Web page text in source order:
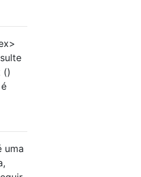
()
uma